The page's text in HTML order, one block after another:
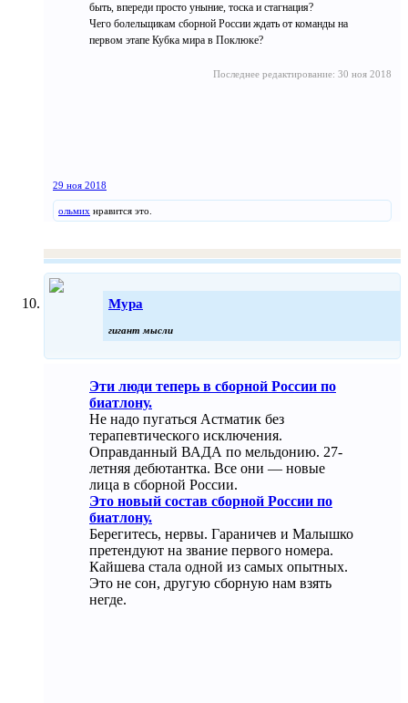
быть, впереди просто уныние, тоска и стагнация?
Чего болельщикам сборной России ждать от команды на
первом этапе Кубка мира в Поклюке?
Последнее редактирование: 30 ноя 2018
29 ноя 2018
ольмих нравится это.
Мура
гигант мысли
Эти люди теперь в сборной России по
биатлону.
Не надо пугаться Астматик без
терапевтического исключения.
Оправданный ВАДА по мельдонию. 27-
летняя дебютантка. Все они — новые
лица в сборной России.
Это новый состав сборной России по
биатлону.
Берегитесь, нервы. Гараничев и Малышко
претендуют на звание первого номера.
Кайшева стала одной из самых опытных.
Это не сон, другую сборную нам взять
негде.